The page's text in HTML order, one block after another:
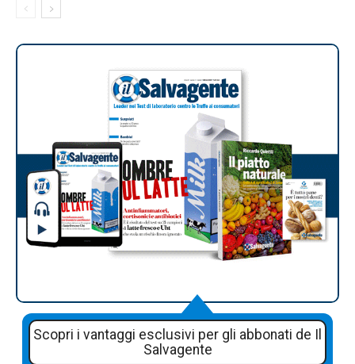
Scopri i vantaggi esclusivi per gli abbonati de Il
Salvagente